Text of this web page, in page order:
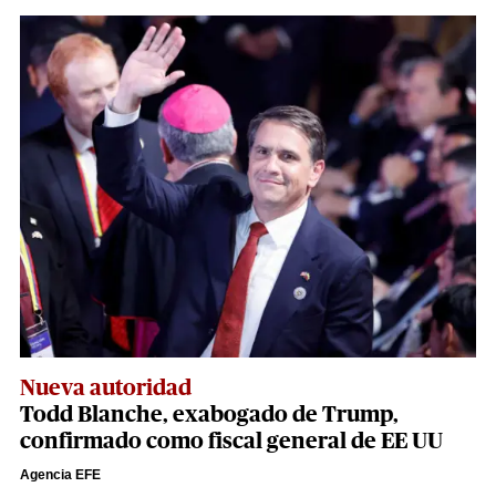
Nueva autoridad
Todd Blanche, exabogado de Trump,
confirmado como fiscal general de EE UU
Agencia EFE